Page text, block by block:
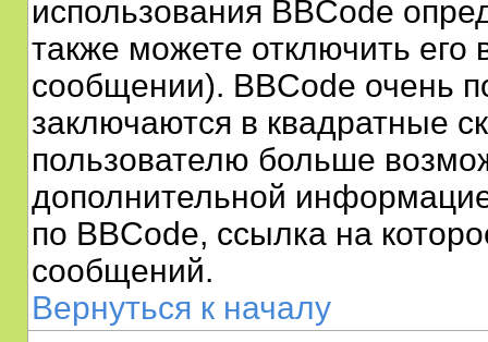
использования BBCode
также можете отключить
сообщении). BBCode очень
заключаются в квадратные
пользователю больше
дополнительной
по BBCode, ссылка на
сообщений.
Вернуться к началу